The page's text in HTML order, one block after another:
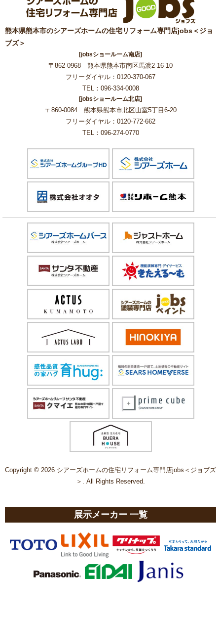
熊本県熊本市のシアーズホームの住宅リフォーム専門店jobs＜ジョ
ブズ＞
[jobsショールーム南店]
〒862-0968 熊本県熊本市南区馬渡2-16-10
フリーダイヤル：0120-370-067
TEL：096-334-0008
[jobsショールーム北店]
〒860-0084 熊本県熊本市北区山室5丁目6-20
フリーダイヤル：0120-772-662
TEL：096-274-0770
Copyright © 2026 シアーズホームの住宅リフォーム専門店jobs＜ジョブズ
＞. All Rights Reserved.
展示メーカー 一覧